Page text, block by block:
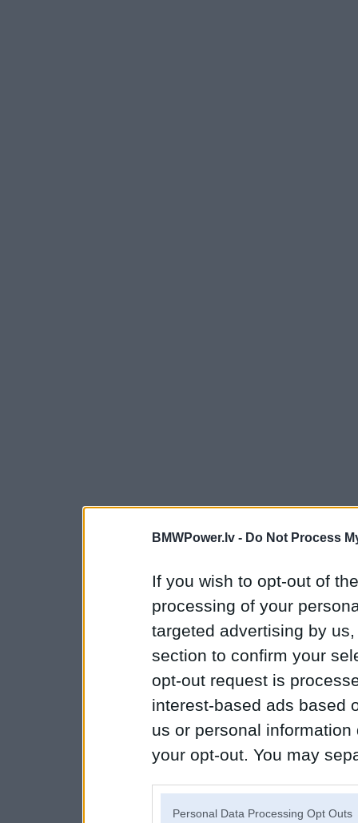
BMWPower.lv - Do Not Process
If you wish to opt-out of
processing of your
targeted advertising by
section to confirm your
opt-out request is
interest-based ads based
us or personal
your opt-out. You may
Personal Data Processing Opt Outs